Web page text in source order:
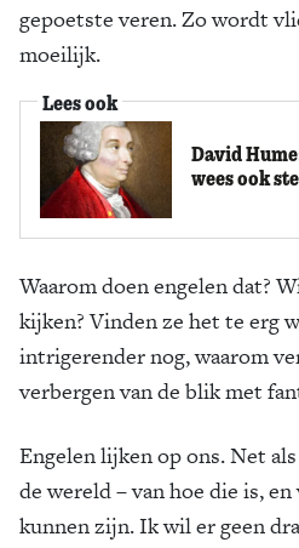
gepoetste veren. Zo wordt
moeilijk.
Lees ook
David
wees ook
Waarom doen engelen dat?
kijken? Vinden ze het te erg
intrigerender nog, waarom
verbergen van de blik met
Engelen lijken op ons. Net
de wereld – van hoe die is,
kunnen zijn. Ik wil er geen